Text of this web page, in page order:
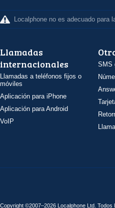
Localphone no es adecuado para
Llamadas
internacionales
Llamadas a teléfonos fijos o
móviles
Aplicación para iPhone
Aplicación para Android
VoIP
SMS
Copyright ©2007–2026 Localphone Ltd .